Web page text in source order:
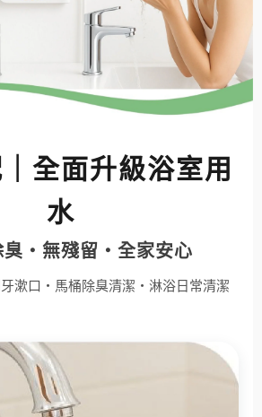
全面升級浴室用
水
・無殘留・全家安心
漱口・馬桶除臭清潔・淋浴日常清潔